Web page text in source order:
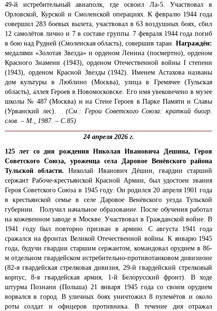
49-й истребительный авиаполк, где освоил Ла-5. Участвовал в
Орловской, Курской и Смоленской операциях. К февралю 1944 года
совершил 283 боевых вылета, участвовал в 63 воздушных боях, сбил
12 самолётов лично и 7 в составе группы. 7 февраля 1944 года погиб
в бою над Рудней (Смоленская область), совершив таран. Награждён:
медалями «Золотая Звезда» и орденом Ленина (посмертно), орденом
Красного Знамени (1943), орденом Отечественной войны I степени
(1943), орденом Красной Звезды (1942). Именем Астахова названы
дом культуры в Люблино (Москва), улица в Гремячее (Тульская
область), аллея Героев в Новомосковске. Его имя увековечено в музее
школы № 487 (Москва) и на Стене Героев в Парке Памяти и Славы
(Урванский лес).(См.: Герои Советского Союза: краткий биогр.
слов. – М., 1987. – С.85)
24 апреля 2026 г.
125 лет со дня рождения Николая Ивановича Дешина, Героя
Советского Союза, уроженца села Даровое Венёвского района
Тульской области. Николай Иванович Дёшин, гвардии старший
сержант Рабоче-крестьянской Красной Армии, был удостоен звания
Героя Советского Союза в 1945 году. Он родился 20 апреля 1901 года
в крестьянской семье в селе Даровое Венёвского уезда Тульской
губернии. Получил начальное образование. После обучения работал
на кожевенном заводе в Москве. Участвовал в Гражданской войне. В
1941 году был повторно призван в армию. С августа 1941 года
сражался на фронтах Великой Отечественной войны. К январю 1945
года, будучи гвардии старшим сержантом, командовал орудием в 86-
м отдельном гвардейском истребительно-противотанковом дивизионе
(82-я гвардейская стрелковая дивизия, 29-й гвардейский стрелковый
корпус, 8-я гвардейская армия, 1-й Белорусский фронт). В ходе
штурма Познани (Польша) 21 января 1945 года со своим орудием
ворвался в город. В уличных боях уничтожил 8 пулемётов и около
роты солдат и офицеров противника. В течение дня отражал